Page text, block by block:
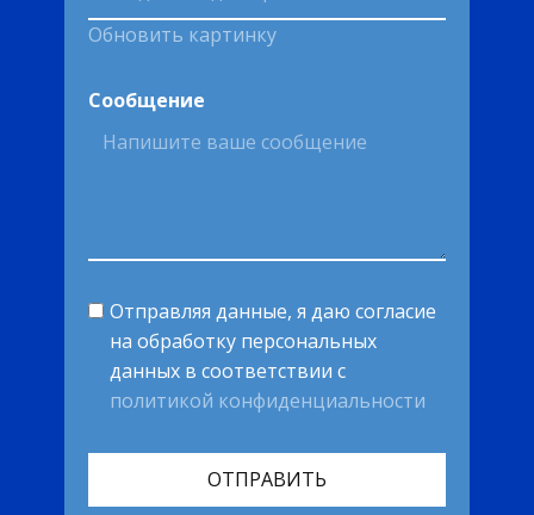
Обновить картинку
Сообщение
Отправляя данные, я даю согласие
на обработку персональных
данных в соответствии с
политикой конфиденциальности
ОТПРАВИТЬ